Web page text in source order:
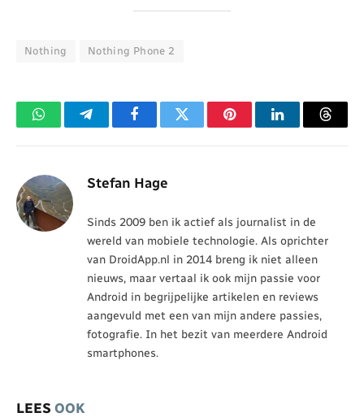
Nothing Nothing Phone 2
WhatsAppTelegramFacebookTwitter PinterestLinkedIn
Stefan Hage
Sinds 2009 ben ik actief als journalist in de
wereld van mobiele technologie. Als oprichter
van DroidApp.nl in 2014 breng ik niet alleen
nieuws, maar vertaal ik ook mijn passie voor
Android in begrijpelijke artikelen en reviews
aangevuld met een van mijn andere passies,
fotografie. In het bezit van meerdere Android
smartphones.
LEES OOK